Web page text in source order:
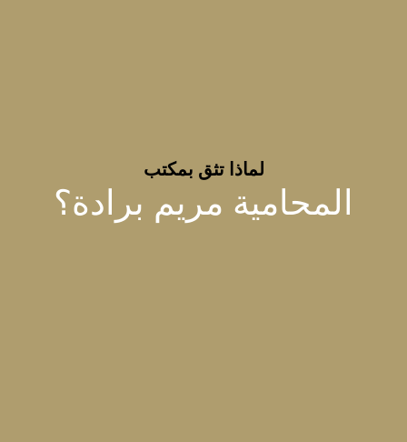
لماذا تثق بمكتب
المحامية مريم برادة؟